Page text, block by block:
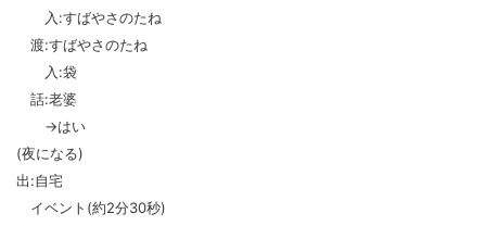
入:すばやさのたね
渡:すばやさのたね
入:袋
話:老婆
→はい
(夜になる)
出:自宅
イベント(約2分30秒)